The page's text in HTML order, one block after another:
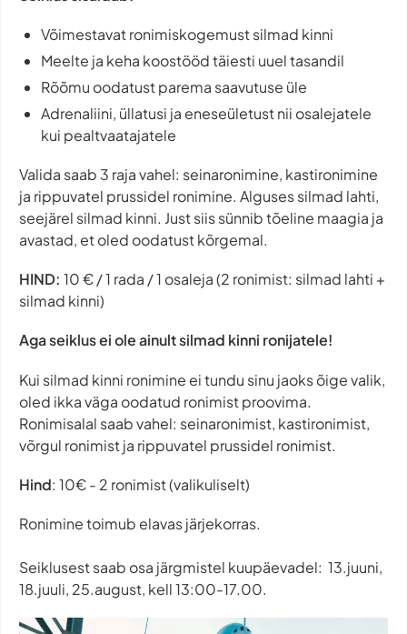
Võimestavat ronimiskogemust silmad kinni
Meelte ja keha koostööd täiesti uuel tasandil
Rõõmu oodatust parema saavutuse üle
Adrenaliini, üllatusi ja eneseületust nii osalejatele
kui pealtvaatajatele
Valida saab 3 raja vahel: seinaronimine, kastironimine
ja rippuvatel prussidel ronimine. Alguses silmad lahti,
seejärel silmad kinni. Just siis sünnib tõeline maagia ja
avastad, et oled oodatust kõrgemal.
HIND: 10 € / 1 rada / 1 osaleja (2 ronimist: silmad lahti +
silmad kinni)
Aga seiklus ei ole ainult silmad kinni ronijatele!
Kui silmad kinni ronimine ei tundu sinu jaoks õige valik,
oled ikka väga oodatud ronimist proovima.
Ronimisalal saab vahel: seinaronimist, kastironimist,
võrgul ronimist ja rippuvatel prussidel ronimist.
Hind: 10€ - 2 ronimist (valikuliselt)
Ronimine toimub elavas järjekorras.
Seiklusest saab osa järgmistel kuupäevadel: 13.juuni,
18.juuli, 25.august, kell 13:00-17.00.